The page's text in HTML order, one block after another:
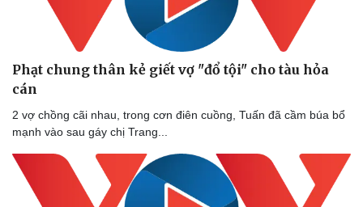
Phạt chung thân kẻ giết vợ "đổ tội" cho tàu hỏa
cán
2 vợ chồng cãi nhau, trong cơn điên cuồng, Tuấn đã cầm búa bổ
mạnh vào sau gáy chị Trang...